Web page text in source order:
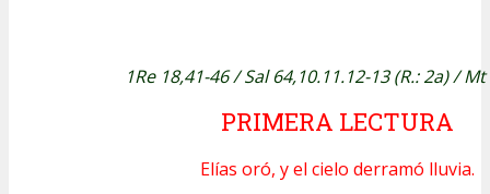
1Re 18,41-46/Sal 64,10.11.12-13 (R.: 2a)/ Mt
PRIMERA LECTURA
Elías oró, y el cielo derramó lluvia.